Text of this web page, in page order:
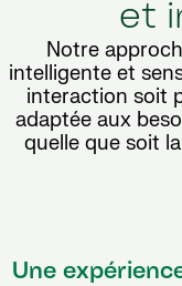
et
Notre
intelligente et
interaction soit
adaptée aux
quelle que soit
Une